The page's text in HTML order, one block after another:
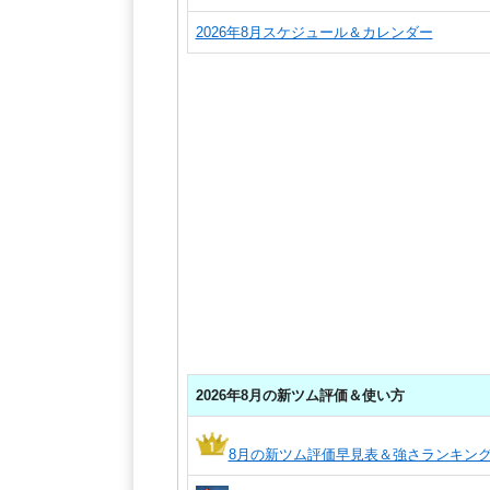
2026年8月スケジュール＆カレンダー
2026年8月の新ツム評価＆使い方
8月の新ツム評価早見表＆強さランキン